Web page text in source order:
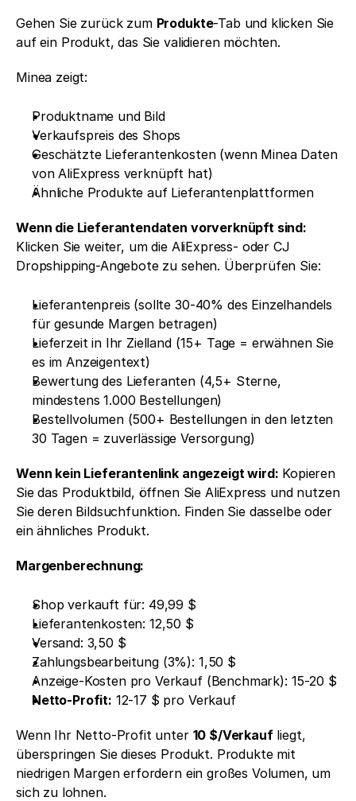
Gehen Sie zurück zum Produkte-Tab und klicken Sie
auf ein Produkt, das Sie validieren möchten.
Minea zeigt:
Produktname und Bild
Verkaufspreis des Shops
Geschätzte Lieferantenkosten (wenn Minea Daten
von AliExpress verknüpft hat)
Ähnliche Produkte auf Lieferantenplattformen
Wenn die Lieferantendaten vorverknüpft sind:
Klicken Sie weiter, um die AliExpress- oder CJ
Dropshipping-Angebote zu sehen. Überprüfen Sie:
Lieferantenpreis (sollte 30-40% des Einzelhandels
für gesunde Margen betragen)
Lieferzeit in Ihr Zielland (15+ Tage = erwähnen Sie
es im Anzeigentext)
Bewertung des Lieferanten (4,5+ Sterne,
mindestens 1.000 Bestellungen)
Bestellvolumen (500+ Bestellungen in den letzten
30 Tagen = zuverlässige Versorgung)
Wenn kein Lieferantenlink angezeigt wird: Kopieren
Sie das Produktbild, öffnen Sie AliExpress und nutzen
Sie deren Bildsuchfunktion. Finden Sie dasselbe oder
ein ähnliches Produkt.
Margenberechnung:
Shop verkauft für: 49,99 $
Lieferantenkosten: 12,50 $
Versand: 3,50 $
Zahlungsbearbeitung (3%): 1,50 $
Anzeige-Kosten pro Verkauf (Benchmark): 15-20 $
Netto-Profit: 12-17 $ pro Verkauf
Wenn Ihr Netto-Profit unter 10 $/Verkauf liegt,
überspringen Sie dieses Produkt. Produkte mit
niedrigen Margen erfordern ein großes Volumen, um
sich zu lohnen.